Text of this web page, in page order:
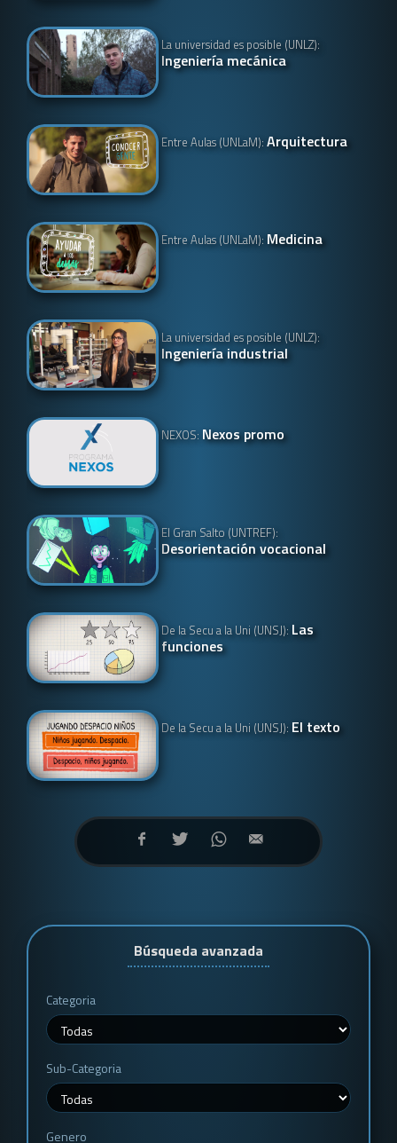
La universidad es posible (UNLZ):
Ingeniería mecánica
Entre Aulas (UNLaM):Arquitectura
Entre Aulas (UNLaM): Medicina
La universidad es posible (UNLZ):
Ingeniería industrial
NEXOS: Nexos promo
El Gran Salto (UNTREF):
Desorientación vocacional
De la Secu a la Uni (UNSJ): Las
funciones
De la Secu a la Uni (UNSJ): El texto
Búsqueda avanzada
Categoria
Sub-Categoria
Genero